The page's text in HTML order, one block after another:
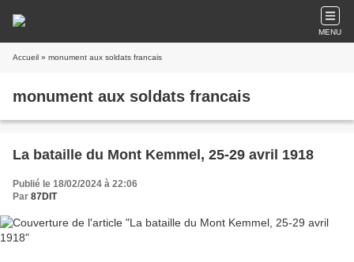
MENU
Accueil » monument aux soldats francais
monument aux soldats francais
La bataille du Mont Kemmel, 25-29 avril 1918
Publié le 18/02/2024 à 22:06
Par 87DIT